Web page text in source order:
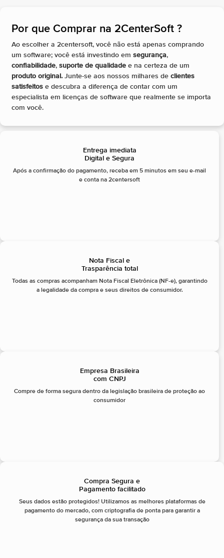
Por que Comprar na 2CenterSoft ?​
Ao escolher a 2centersoft, você não está apenas comprando
um software; você está investindo em segurança,
confiabilidade, suporte de qualidade e na certeza de um
produto original.Junte-se aos nossos milhares de clientes
satisfeitos e descubra a diferença de contar com um
especialista em licenças de software que realmente se importa
com você.
Entrega imediata
Digital e Segura
Após a confirmação do pagamento, receba em 5 minutos em seu e-mail
e conta na 2centersoft
Nota Fiscal e
Trasparência total
Todas as compras acompanham Nota Fiscal Eletrônica (NF-e), garantindo
a legalidade da compra e seus direitos de consumidor.
Empresa Brasileira
com CNPJ
Compre de forma segura dentro da legislação brasileira de proteção ao
consumidor
Compra Segura e
Pagamento facilitado
Seus dados estão protegidos! Utilizamos as melhores plataformas de
pagamento do mercado, com criptografia de ponta para garantir a
segurança da sua transação